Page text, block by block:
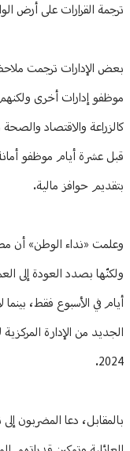
ترجمة القرارات على أرض
بعض الإدارات ترجمت
موظفو إدارات أخرى
كالزراعة والاقتصاد
قبل عشرة أيام موظفو
بتقديم حوافز مالية.
وعلمت «نداء الوطن» أن
ولكنّها بصدد العودة إلى
أيام في الأسبوع فقط، بينما
الجديد من الإدارة
2024.
بالمقابل، دعا المضربون